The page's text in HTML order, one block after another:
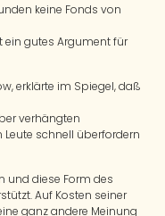
keine Fonds von
ein gutes Argument für
erklärte im Spiegel, daß
verhängten
schnell überfordern
und diese Form des
Auf Kosten seiner
ganz andere Meinung